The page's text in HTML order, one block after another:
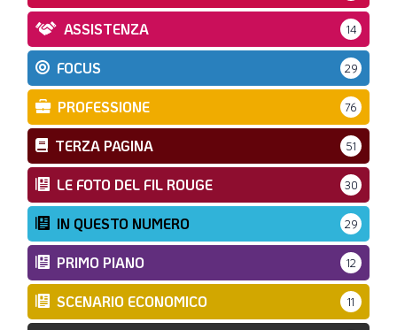
ASSISTENZA 14
FOCUS 29
PROFESSIONE 76
TERZA PAGINA 51
LE FOTO DEL FIL ROUGE 30
IN QUESTO NUMERO 29
PRIMO PIANO 12
SCENARIO ECONOMICO 11